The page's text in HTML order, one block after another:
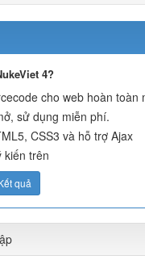
4?
cho web hoàn toàn
sử dụng miễn phí.
CSS3 và hỗ trợ Ajax
kiến trên